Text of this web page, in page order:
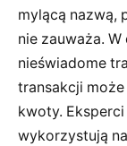
mylącą nazwą,
nie zauważa.
nieświadome
transakcji
kwoty.
wykorzystują